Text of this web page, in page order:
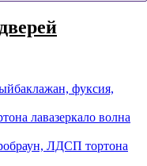
баклажан, фуксия,
зеркало волна